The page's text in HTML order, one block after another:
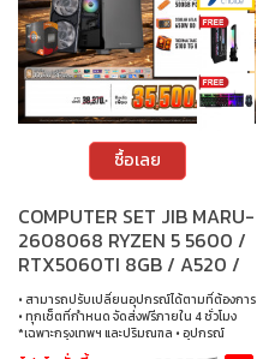
ซื้อเลย
COMPUTER SET JIB MARU-
2608068 RYZEN 5 5600 /
RTX5060TI 8GB / A520 /
32GB DDR4 / M.2 500GB
• สามารถปรับเปลี่ยนอุปกรณ์ได้ตามที่ต้องการ
• ทุกเซ็ตที่กำหนด จัดส่งฟรีภายใน 4 ชั่วโมง
*เฉพาะกรุงเทพฯ และปริมณฑล • อุปกรณ์
คอมพิวเตอร์เสียภายใน 30 วัน นับจากวันซื้อ